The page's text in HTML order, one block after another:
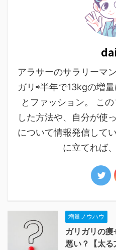
アラサーのサラリーマ
ガリ⇨半年で13kgの増
とファッション。 こ
した方法や、自分が使
について情報発信して
に立てれば
増量ノウハウ
ガリガリの
悪い？【太る